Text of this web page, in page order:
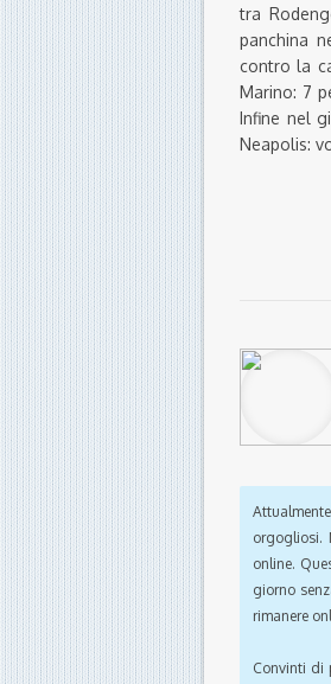
tra
panchina
contro la
Marino: 7
Infine nel
Neapolis:
Attualmente
orgogliosi.
online.
giorno
rimanere
Convinti di